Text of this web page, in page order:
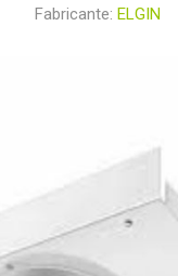
Fabricante: ELGIN